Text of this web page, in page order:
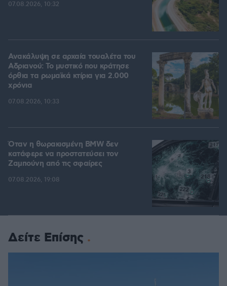
07.08.2026, 10:32
Ανακάλυψη σε αρχαία τουαλέτα του
Αδριανού: Το μυστικό που κράτησε
όρθια τα ρωμαϊκά κτίρια για 2.000
χρόνια
07.08.2026, 10:33
Όταν η θωρακισμένη BMW δεν
κατάφερε να προστατεύσει τον
Ζαμπούνη από τις σφαίρες
07.08.2026, 19:08
Δείτε Επίσης